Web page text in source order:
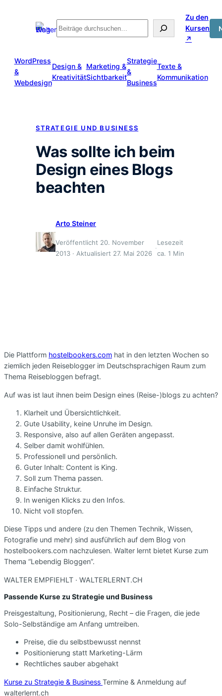
Suche
Zu den
Kursen
↗
WordPress
&
Webdesign
Design &
Kreativität
Marketing &
Sichtbarkeit
Strategie
&
Business
Texte &
Kommunikation
STRATEGIE UND BUSINESS
Was sollte ich beim
Design eines Blogs
beachten
Arto Steiner
Veröffentlicht 20. November
2013 · Aktualisiert 27. Mai 2026
·
Lesezeit
ca. 1 Min
Die Plattform hostelbookers.com hat in den letzten Wochen so
ziemlich jeden Reiseblogger im Deutschsprachigen Raum zum
Thema Reisebloggen befragt.
Auf was ist laut ihnen beim Design eines (Reise-)blogs zu achten?
Klarheit und Übersichtlichkeit.
Gute Usability, keine Unruhe im Design.
Responsive, also auf allen Geräten angepasst.
Selber damit wohlfühlen.
Professionell und persönlich.
Guter Inhalt: Content is King.
Soll zum Thema passen.
Einfache Struktur.
In wenigen Klicks zu den Infos.
Nicht voll stopfen.
Diese Tipps und andere (zu den Themen Technik, Wissen,
Fotografie und mehr) sind ausführlich auf dem Blog von
hostelbookers.com nachzulesen. Walter lernt bietet Kurse zum
Thema “Lebendig Bloggen”.
WALTER EMPFIEHLT · WALTERLERNT.CH
Passende Kurse zu Strategie und Business
Preisgestaltung, Positionierung, Recht – die Fragen, die jede
Solo-Selbständige am Anfang umtreiben.
Preise, die du selbstbewusst nennst
Positionierung statt Marketing-Lärm
Rechtliches sauber abgehakt
Kurse zu Strategie & Business Termine & Anmeldung auf
walterlernt.ch